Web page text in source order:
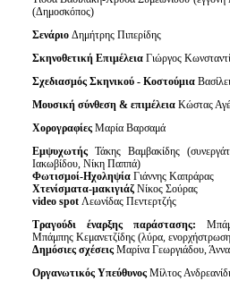
(Δημοσκόπος)
Σενάριο Δημήτρης Πιπερίδης
Σκηνοθετική ΕπιμέλειαΓιώργος
Σχεδιασμός Σκηνικού - Κοστούμια
Μουσική σύνθεση & επιμέλεια Κώστας
ΧορογραφίεςΜαρία Βαρσαμά
ΕμψυχωτήςΤάκης Βαμβακίδης
Ιακωβίδου, Νίκη Παππά)
Φωτισμοί-Ηχοληψία Γιάννης Καπράρας
Χτενίσματα-μακιγιάζ Νίκος Σούρας
video spotΛεωνίδας Πεντερτζής
Τραγούδι έναρξης παράστασης:
Μπάμπης Κεμανετζίδης (λύρα,
Δημόσιες σχέσεις Μαρίνα Γεωργιάδου,
Οργανωτικός Υπεύθυνος Μίλτος